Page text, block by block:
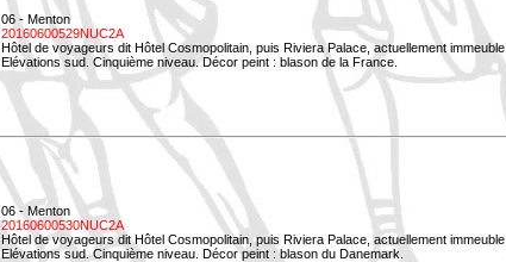
06 - Menton
20160600529NUC2A
Hôtel de voyageurs dit Hôtel Cosmopolitain, puis Riviera Palace, actuellement immeuble
Elévations sud. Cinquième niveau. Décor peint : blason de la France.
06 - Menton
20160600530NUC2A
Hôtel de voyageurs dit Hôtel Cosmopolitain, puis Riviera Palace, actuellement immeuble
Elévations sud. Cinquième niveau. Décor peint : blason du Danemark.